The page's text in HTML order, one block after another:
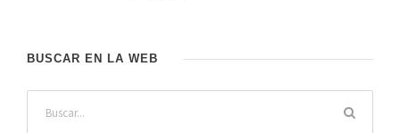
BUSCAR EN LA WEB